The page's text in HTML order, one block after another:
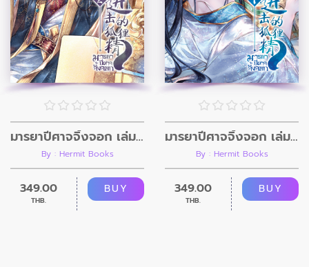
มารยาปีศาจจิ้งจอก เล่ม 2
By : Hermit Books
349.00
THB.
BUY
มารยาปีศาจจิ้งจอก เล่ม 1
By : Hermit Books
349.00
THB.
BUY